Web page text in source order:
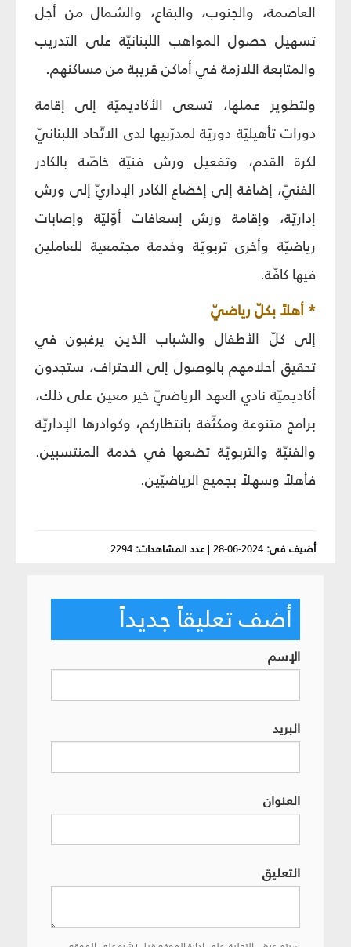
العاصمة، والجنوب، والبقاع، والشمال من أجل
تسهيل حصول المواهب اللبنانيّة على التدريب
والمتابعة اللازمة في أماكن قريبة من مساكنهم.
ولتطوير عملها، تسعى الأكاديميّة إلى إقامة
دورات تأهيليّة دوريّة لمدرّبيها لدى الاتّحاد اللبنانيّ
لكرة القدم، وتفعيل ورش فنيّة خاصّة بالكادر
الفنيّ، إضافة إلى إخضاع الكادر الإداريّ إلى ورش
إداريّة، وإقامة ورش إسعافات أوّليّة وإصابات
رياضيّة وأخرى تربويّة وخدمة مجتمعية للعاملين
فيها كافّة.
* أهلاً بكلّ رياضيّ
إلى كلّ الأطفال والشباب الذين يرغبون في
تحقيق أحلامهم بالوصول إلى الاحتراف، ستجدون
أكاديميّة نادي العهد الرياضيّ خير معين على ذلك،
برامج متنوعة ومكثّفة بانتظاركم، وكوادرها الإداريّة
والفنيّة والتربويّة تضعها في خدمة المنتسبين.
فأهلاً وسهلاً بجميع الرياضيّين.
أضيف في: 2024-06-28
|عدد المشاهدات: 2294
أضف تعليقاً جديداً
الإسم
البريد
العنوان
التعليق